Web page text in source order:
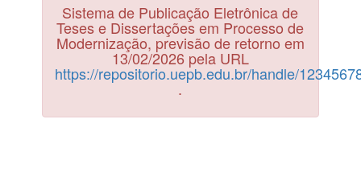
Sistema de Publicação Eletrônica de
Teses e Dissertações em Processo de
Modernização, previsão de retorno em
13/02/2026 pela URL
https://repositorio.uepb.edu.br/handle/
.